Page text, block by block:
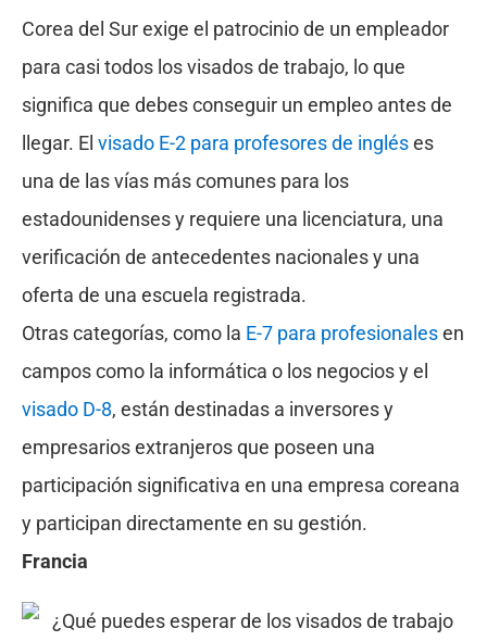
Corea del Sur exige el patrocinio de un empleador
para casi todos los visados de trabajo, lo que
significa que debes conseguir un empleo antes de
llegar. El visado E-2 para profesores de ingléses
una de las vías más comunes para los
estadounidenses y requiere una licenciatura, una
verificación de antecedentes nacionales y una
oferta de una escuela registrada.
Otras categorías, como la E-7 para profesionalesen
campos como la informática o los negocios y el
visado D-8, están destinadas a inversores y
empresarios extranjeros que poseen una
participación significativa en una empresa coreana
y participan directamente en su gestión.
Francia